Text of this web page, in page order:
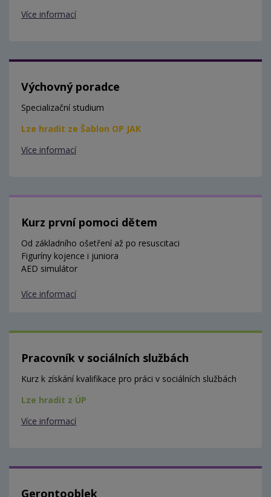
Více informací
Výchovný poradce
Specializační studium
Lze hradit ze Šablon OP JAK
Více informací
Kurz první pomoci dětem
Od základního ošetření až po resuscitaci
Figuríny kojence i juniora
AED simulátor
Více informací
Pracovník v sociálních službách
Kurz k získání kvalifikace pro práci v sociálních službách
Lze hradit z ÚP
Více informací
Gerontooblek